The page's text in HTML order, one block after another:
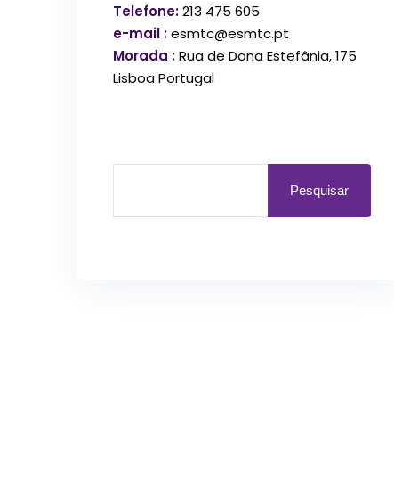
Telefone:213 475 605
e-mail :esmtc@esmtc.pt
Morada :Rua de Dona Estefânia, 175
Lisboa Portugal
Pesquisar